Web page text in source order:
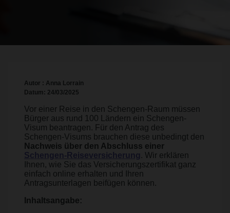
Autor : Anna Lorrain
Datum: 24/03/2025
Vor einer Reise in den Schengen-Raum müssen
Bürger aus rund 100 Ländern ein Schengen-
Visum beantragen. Für den Antrag des
Schengen-Visums brauchen diese unbedingt den
Nachweis über den Abschluss einer
Schengen-Reiseversicherung . Wir erklären
Ihnen, wie Sie das Versicherungszertifikat ganz
einfach online erhalten und Ihren
Antragsunterlagen beifügen können.
Inhaltsangabe: